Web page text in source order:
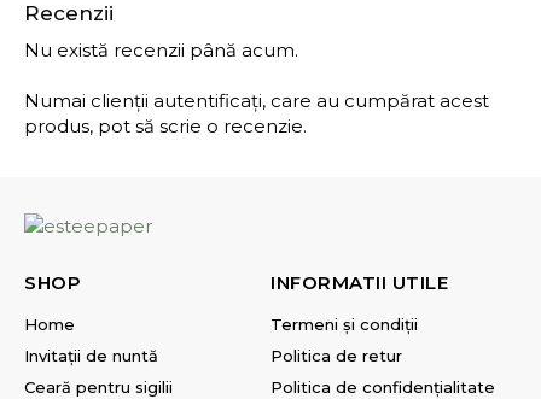
Recenzii
Nu există recenzii până acum.
Numai clienții autentificați, care au cumpărat acest
produs, pot să scrie o recenzie.
SHOP
Home
Invitații de nuntă
Ceară pentru sigilii
INFORMATII UTILE
Termeni și condiții
Politica de retur
Politica de confidențialitate